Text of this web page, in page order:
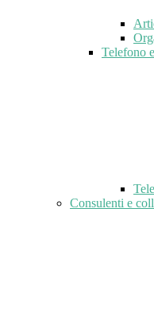
Telefono
Consulenti e